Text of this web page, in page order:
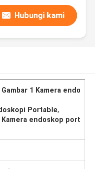
Hubungi kami
Gambar 1 Kamera endo
Portable,
Kamera endoskop port